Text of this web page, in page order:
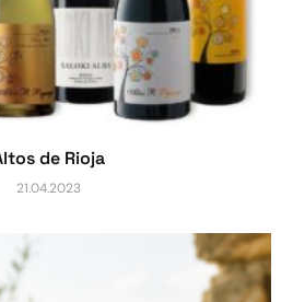
de Rioja
21.04.2023